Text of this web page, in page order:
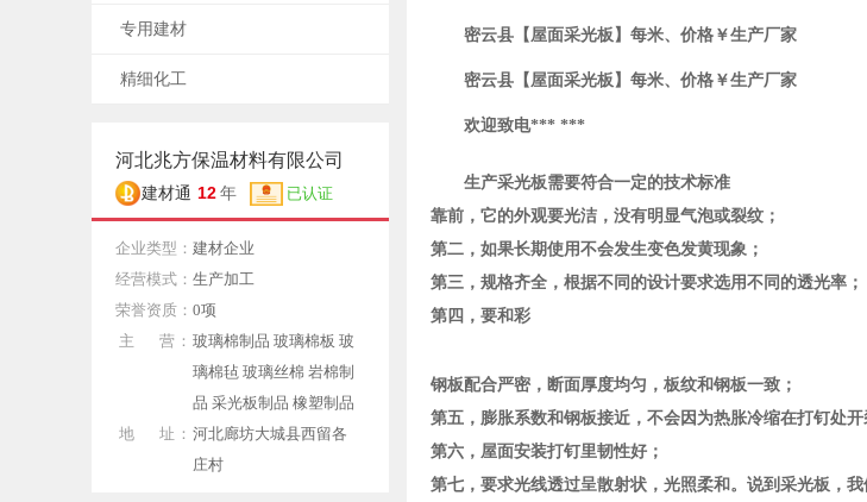
密云县【屋面采光板】每米、价格￥生产厂家
密云县【屋面采光板】每米、价格￥生产厂家
欢迎致电*** ***
生产采光板需要符合一定的技术标准
靠前，它的外观要光洁，没有明显气泡或裂纹；
第二，如果长期使用不会发生变色发黄现象；
第三，规格齐全，根据不同的设计要求选用不同的透光率；
第四，要和彩
钢板配合严密，断面厚度均匀，板纹和钢板一致；
第五，膨胀系数和钢板接近，不会因为热胀冷缩在打钉处开
第六，屋面安装打钉里韧性好；
第七，要求光线透过呈散射状，光照柔和。说到采光板，
专用建材
精细化工
河北兆方保温材料有限公司
建材通 12 年 已认证
企业类型： 建材企业
经营模式： 生产加工
荣誉资质： 0项
主 营： 玻璃棉制品 玻璃棉板 玻
璃棉毡 玻璃丝棉 岩棉制
品 采光板制品 橡塑制品
地 址： 河北廊坊大城县西留各
庄村